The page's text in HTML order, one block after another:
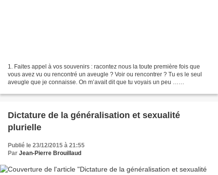
1. Faites appel à vos souvenirs : racontez nous la toute première fois que
vous avez vu ou rencontré un aveugle ? Voir ou rencontrer ? Tu es le seul
aveugle que je connaisse. On m’avait dit que tu voyais un peu …
Dictature de la généralisation et sexualité
plurielle
Publié le 23/12/2015 à 21:55
Par Jean-Pierre Brouillaud